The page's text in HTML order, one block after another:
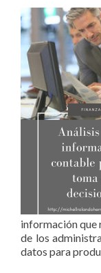
información que
de los
datos para